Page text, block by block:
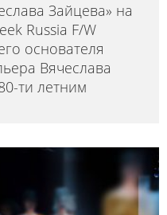
Зайцева» на
Russia F/W
основателя
Вячеслава
ти летним